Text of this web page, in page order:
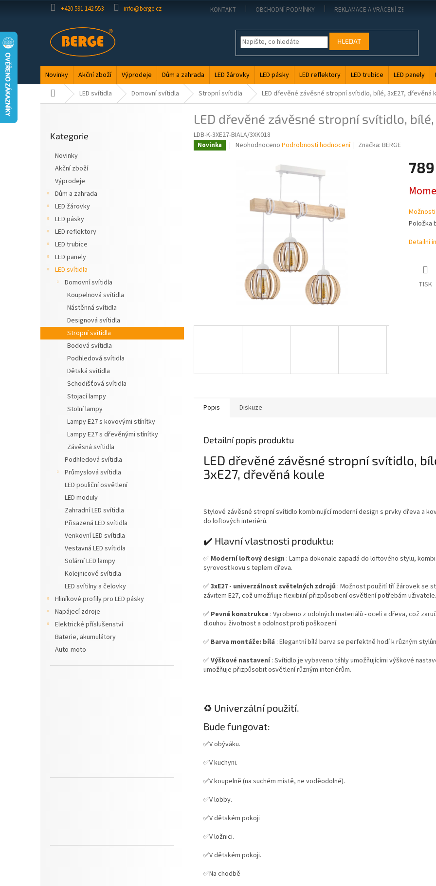
+420 591 142 553 info@berge.cz KONTAKT OBCHODNÍ PODMÍNKY REKLAMACE A VRÁCENÍ ZBOŽÍ
HLEDAT
Novinky Akční zboží Výprodeje Dům a zahrada LED žárovky LED pásky LED reflektory LED trubice LED panely
Domů LED svítidla Domovní svítidla Stropní svítidla LED dřevěné závěsné stropní svítidlo, bílé, 3xE27, dřevěná
kategorie
Kategorie
Novinky
Akční zboží
Výprodeje
Dům a zahrada
LED žárovky
LED pásky
LED reflektory
LED trubice
LED panely
LED svítidla
Domovní svítidla
Koupelnová svítidla
Nástěnná svítidla
Designová svítidla
Stropní svítidla
Bodová svítidla
Podhledová svítidla
Dětská svítidla
Schodišťová svítidla
Stojací lampy
Stolní lampy
Lampy E27 s kovovými stínítky
Lampy E27 s dřevěnými stínítky
Závěsná svítidla
Podhledová svítidla
Průmyslová svítidla
LED pouliční osvětlení
LED moduly
Zahradní LED svítidla
Přisazená LED svítidla
Venkovní LED svítidla
Vestavná LED svítidla
Solární LED lampy
Kolejnicové svítidla
LED svítilny a čelovky
Hliníkové profily pro LED pásky
Napájecí zdroje
Elektrické příslušenství
Baterie, akumulátory
Auto-moto
LED dřevěné závěsné stropní svítidlo,
LDB-K-3XE27-BIALA/3XK018
Novinka
Průměrné
hvězdiček.
Neohodnoceno Podrobnosti hodnocení Značka:BERGE
cena:
Položka
Detailní
TISK
Popis Diskuze
Detailní popis produktu
LED dřevěné závěsné stropní svítidlo,
3xE27, dřevěná koule
Stylové závěsné stropní svítidlo kombinující moderní design s prvky dřeva a
do loftových interiérů.
✔️ Hlavní vlastnosti produktu:
✅ Moderní loftový design : Lampa dokonale zapadá do loftového stylu,
syrovost kovu s teplem dřeva.
✅3xE27 - univerzálnost světelných zdrojů : Možnost použití tří žárovek se
závitem E27, což umožňuje flexibilní přizpůsobení osvětlení potřebám uživatele.
✅ Pevná konstrukce : Vyrobeno z odolných materiálů - oceli a dřeva, což
dlouhou životnost a odolnost proti poškození.
✅ Barva montáže: bílá : Elegantní bílá barva se perfektně hodí k různým
✅Výškové nastavení: Svítidlo je vybaveno táhly umožňujícími výškové
umožňuje přizpůsobit osvětlení různým interiérům.
♻️ Univerzální použití.
Bude fungovat:
✅V obýváku.
✅V kuchyni.
✅V koupelně (na suchém místě, ne voděodolné).
✅V lobby.
✅V dětském pokoji
✅V ložnici.
✅V dětském pokoji.
✅Na chodbě